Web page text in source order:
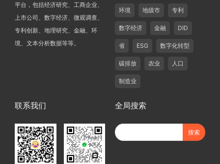
平台，包括经济研究、工商企业、
上市公司、数字经济、微观调查、
专利创新、地理研究、金融、环
境、文本分析数据等等。
环境 地级市 专利
数字经济 金融 DID
省 ESG 数字化转型
碳排放 农业 人口
制造业
联系我们 全局搜索